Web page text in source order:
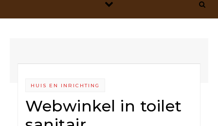
HUIS EN INRICHTING
Webwinkel in toilet